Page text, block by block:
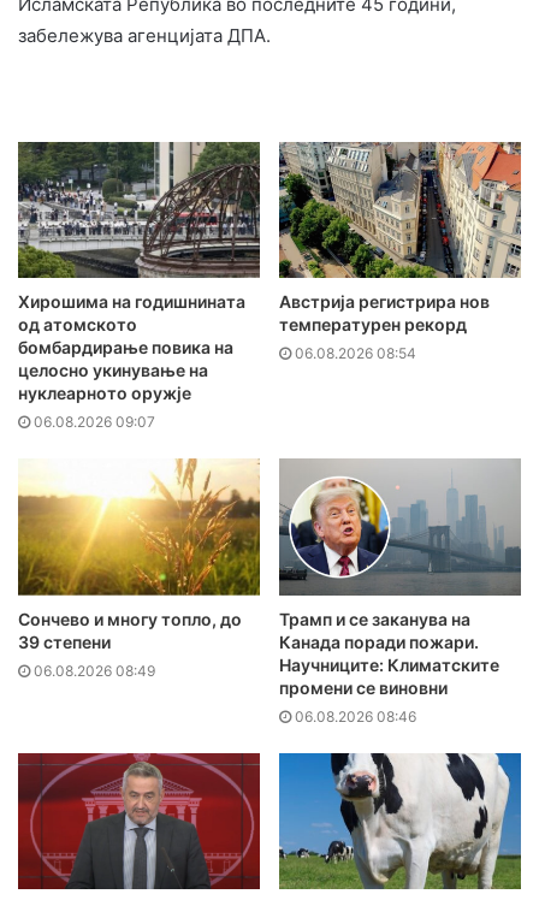
забележува агенцијата ДПА.
Хирошима на годишнината
од атомското
бомбардирање повика на
целосно укинување на
нуклеарното оружје
06.08.2026 09:07
Австрија регистрира нов
температурен рекорд
06.08.2026 08:54
Сончево и многу топло, до
39 степени
06.08.2026 08:49
Трамп и се заканува на
Канада поради пожари.
Научниците: Климатските
промени се виновни
06.08.2026 08:46